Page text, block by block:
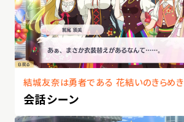
結城友奈は勇者である 花結いのきらめき
会話シーン